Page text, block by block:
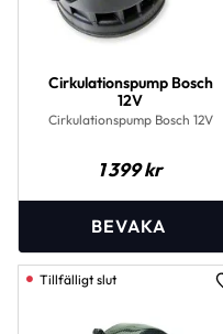
Cirkulationspump Bosch
12V
Cirkulationspump Bosch 12V
1 399kr